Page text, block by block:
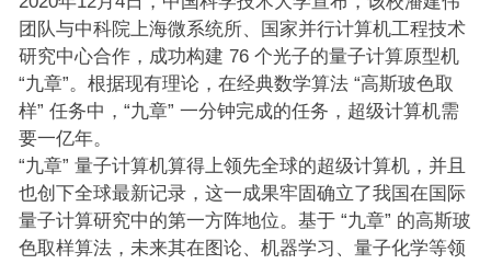
团队与中科院上海微系统所、国家并行计算机工程技术
研究中心合作，成功构建 76 个光子的量子计算原型机
“九章”。根据现有理论，在经典数学算法 “高斯玻色取
样” 任务中，“九章” 一分钟完成的任务，超级计算机需
要一亿年。
“九章” 量子计算机算得上领先全球的超级计算机，并且
也创下全球最新记录，这一成果牢固确立了我国在国际
量子计算研究中的第一方阵地位。基于 “九章” 的高斯玻
色取样算法，未来其在图论、机器学习、量子化学等领